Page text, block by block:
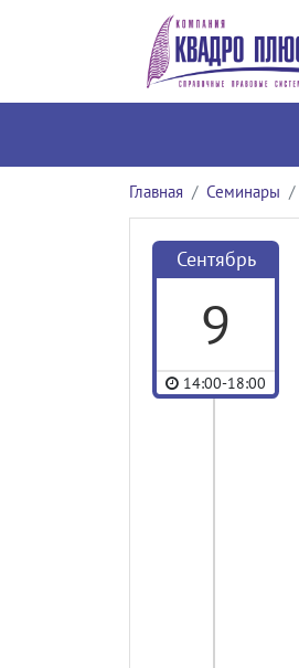
Главная Семинары
Сентябрь
9
14:00-18:00